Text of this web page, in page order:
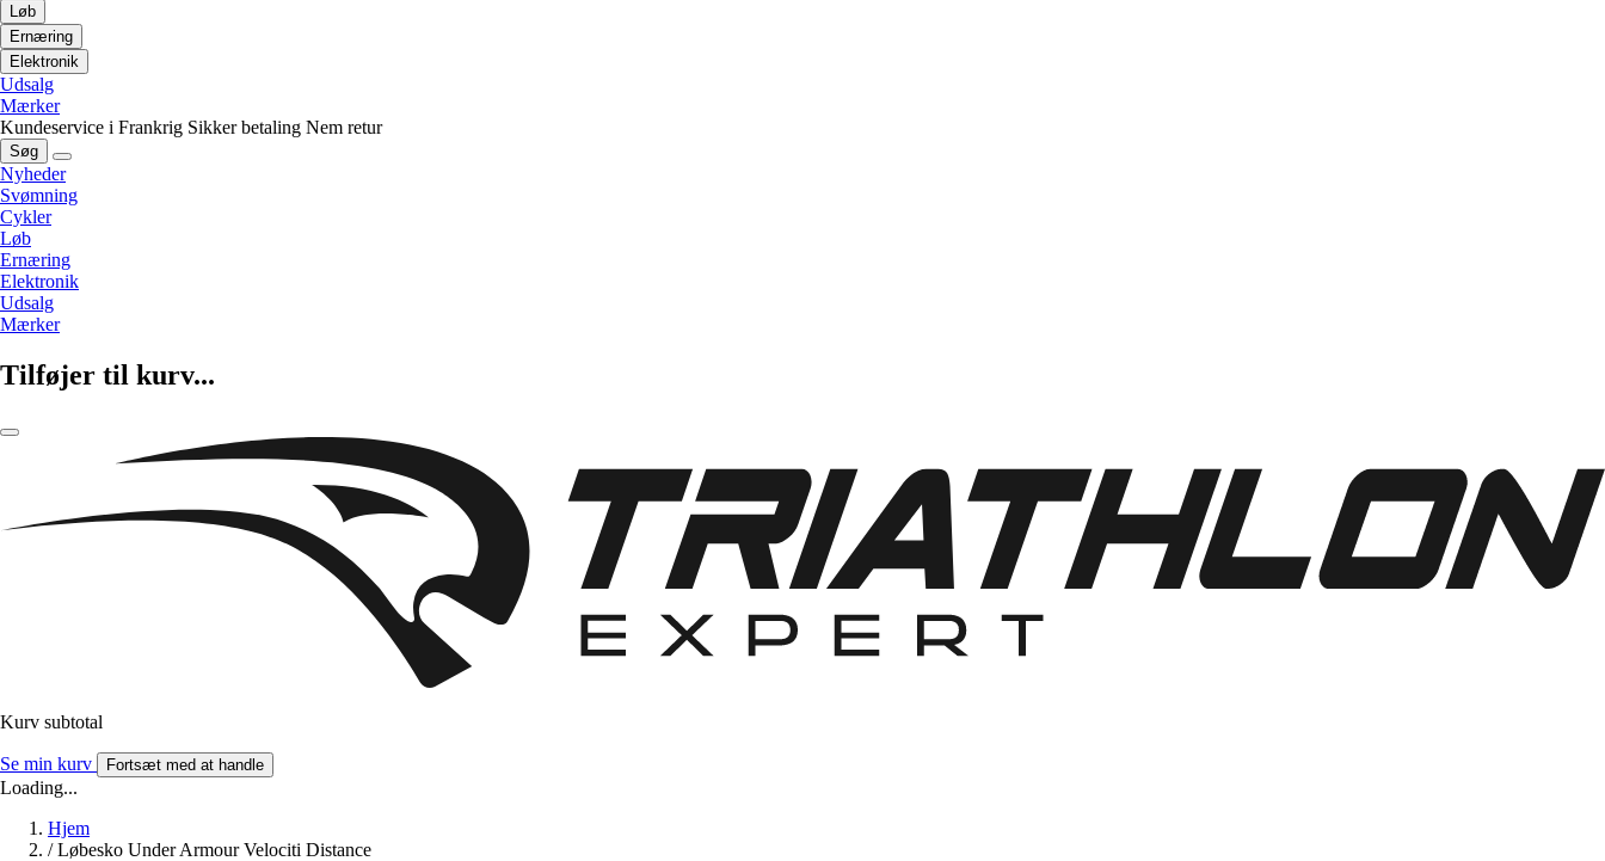
Løb
Ernæring
Elektronik
Udsalg
Mærker
Kundeservice i Frankrig Sikker betaling Nem retur
Søg
Nyheder
Svømning
Cykler
Løb
Ernæring
Elektronik
Udsalg
Mærker
Tilføjer til kurv...
Kurv subtotal
Se min kurv Fortsæt med at handle
Loading...
Hjem
/ Løbesko Under Armour Velociti Distance